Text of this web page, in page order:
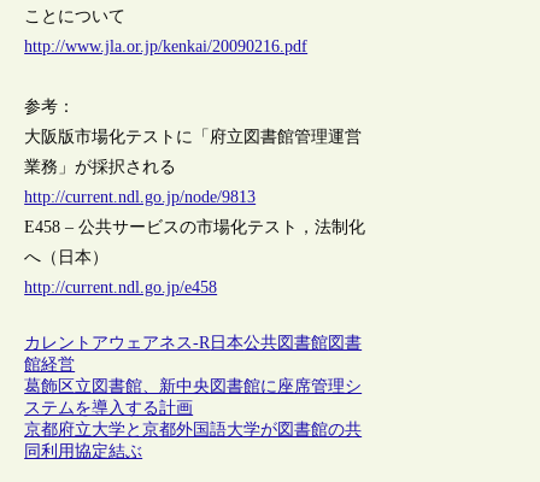
ことについて
http://www.jla.or.jp/kenkai/20090216.pdf
参考：
大阪版市場化テストに「府立図書館管理運営
業務」が採択される
http://current.ndl.go.jp/node/9813
E458 – 公共サービスの市場化テスト，法制化
へ（日本）
http://current.ndl.go.jp/e458
カレントアウェアネス-R日本公共図書館図書
館経営
葛飾区立図書館、新中央図書館に座席管理シ
ステムを導入する計画
京都府立大学と京都外国語大学が図書館の共
同利用協定結ぶ